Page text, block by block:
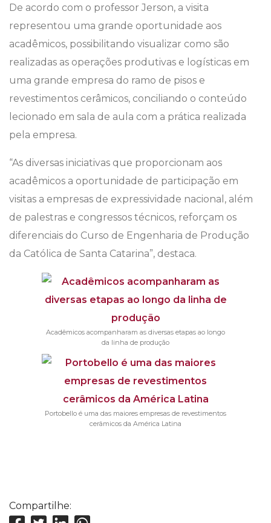
De acordo com o professor Jerson, a visita
representou uma grande oportunidade aos
acadêmicos, possibilitando visualizar como são
realizadas as operações produtivas e logísticas em
uma grande empresa do ramo de pisos e
revestimentos cerâmicos, conciliando o conteúdo
lecionado em sala de aula com a prática realizada
pela empresa.
“As diversas iniciativas que proporcionam aos
acadêmicos a oportunidade de participação em
visitas a empresas de expressividade nacional, além
de palestras e congressos técnicos, reforçam os
diferenciais do Curso de Engenharia de Produção
da Católica de Santa Catarina”, destaca.
Acadêmicos acompanharam as diversas etapas ao longo
da linha de produção
Portobello é uma das maiores empresas de revestimentos
cerâmicos da América Latina
Compartilhe: